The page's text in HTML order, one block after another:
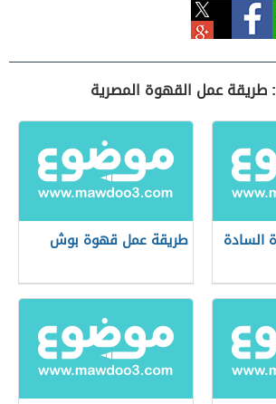
طريقة عمل القهوة المصرية
السادة طريقة عمل قهوة بوش